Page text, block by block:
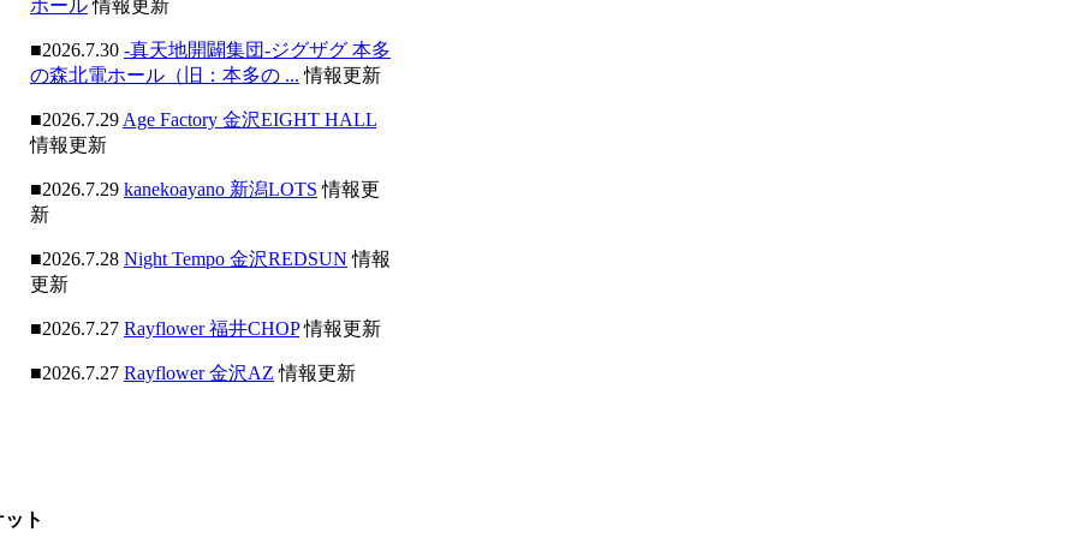
ホール情報更新
■2026.7.30 -真天地開闢集団-ジグザグ 本多
の森北電ホール（旧：本多の ... 情報更新
■2026.7.29 Age Factory 金沢EIGHT HALL
情報更新
■2026.7.29 kanekoayano 新潟LOTS 情報更
新
■2026.7.28 Night Tempo 金沢REDSUN 情報
更新
■2026.7.27 Rayflower 福井CHOP情報更新
■2026.7.27 Rayflower 金沢AZ 情報更新
ト